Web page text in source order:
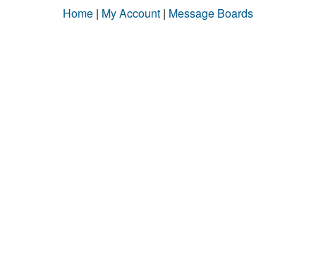
Home | My Account | Message Boards